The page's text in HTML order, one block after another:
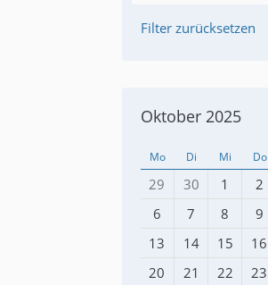
Filter zurücksetzen
Oktober 2025
Mo Di Mi Do
29 30 1 2
6
7 8 9
13
14 15 16
20
21 22 23